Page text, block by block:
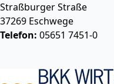
Straßburger Straße
37269 Eschwege
Telefon: 05651 7451-0